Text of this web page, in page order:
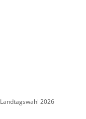
Landtagswahl 2026